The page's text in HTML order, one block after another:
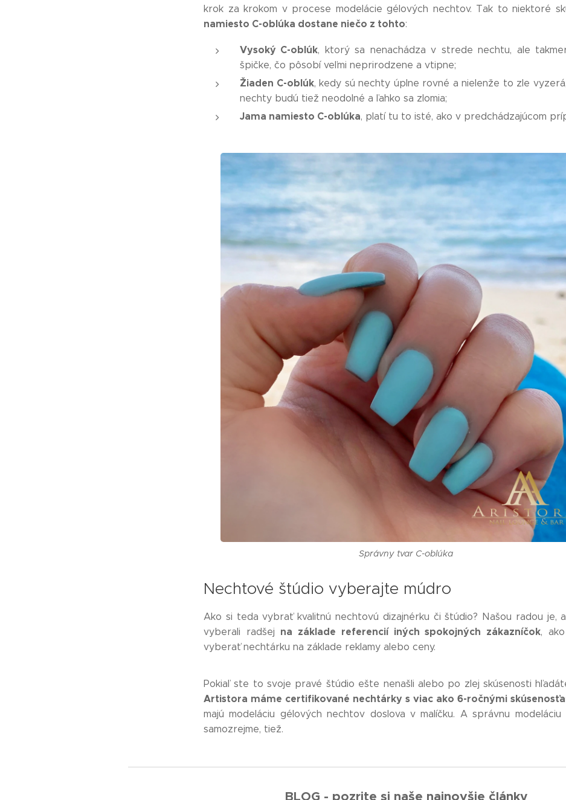
krok za krokom v procese modelácie gélových nechtov. Tak to niektoré
namiesto C-oblúka dostane niečo z tohto:
Vysoký C-oblúk, ktorý sa nenachádza v strede nechtu, ale
špičke, čo pôsobí veľmi neprirodzene a vtipne;
Žiaden C-oblúk, kedy sú nechty úplne rovné a nielenže to zle
nechty budú tiež neodolné a ľahko sa zlomia;
Jama namiesto C-oblúka, platí tu to isté, ako v predchádzajúcom
Správny tvar C-oblúka
Nechtové štúdio vyberajte múdro
Ako si teda vybrať kvalitnú nechtovú dizajnérku či štúdio? Našou radou je,
vyberali radšej na základe referencií iných spokojných zákazníčok,
vyberať nechtárku na základe reklamy alebo ceny.
Pokiaľ ste to svoje pravé štúdio ešte nenašli alebo po zlej skúsenosti
Artistora máme certifikované nechtárky s viac ako 6-ročnými
majú modeláciu gélových nechtov doslova v malíčku. A správnu modeláciu
samozrejme, tiež.
BLOG - pozrite si naše najnovšie články